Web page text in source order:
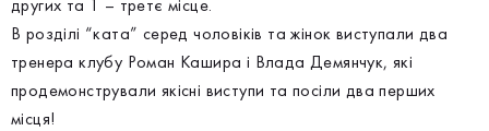
других та 1 – третє місце.
В розділі “ката” серед чоловіків та жінок виступали два
тренера клубу Роман Кашира і Влада Демянчук, які
продемонстрували якісні виступи та посіли два перших
місця!